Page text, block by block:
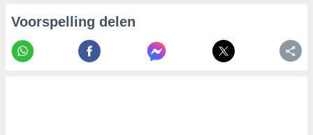
Voorspelling delen